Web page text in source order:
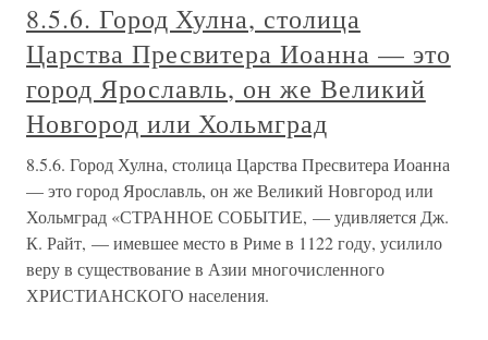
8.5.6. Город Хулна, столица
Царства Пресвитера Иоанна — это
город Ярославль, он же Великий
Новгород или Хольмград
8.5.6. Город Хулна, столица Царства Пресвитера Иоанна
— это город Ярославль, он же Великий Новгород или
Хольмград «СТРАННОЕ СОБЫТИЕ, — удивляется Дж.
К. Райт, — имевшее место в Риме в 1122 году, усилило
веру в существование в Азии многочисленного
ХРИСТИАНСКОГО населения.